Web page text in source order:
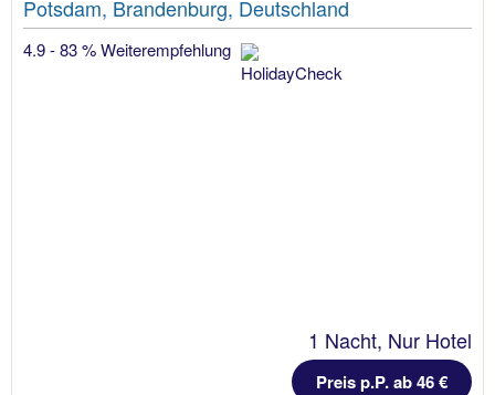
Potsdam, Brandenburg, Deutschland
4.9 - 83 % Weiterempfehlung
1 Nacht, Nur Hotel
Preis p.P. ab 46 €